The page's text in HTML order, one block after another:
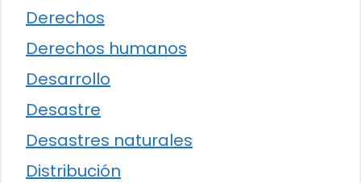
Derechos
Derechos humanos
Desarrollo
Desastre
Desastres naturales
Distribución